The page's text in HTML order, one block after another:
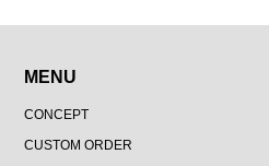
MENU
CONCEPT
CUSTOM ORDER